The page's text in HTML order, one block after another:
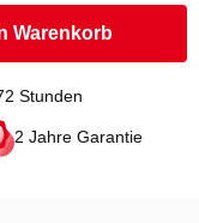
605WR, Becher
ein
Warenkorb
Stunden
2 Jahre Garantie